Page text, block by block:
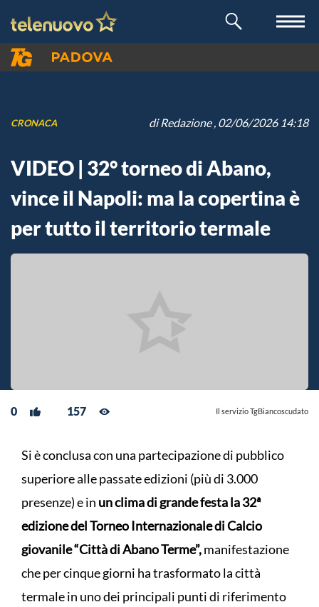
CRONACA diRedazione, 02/06/2026 14:18
VIDEO | 32° torneo di Abano,
vince il Napoli: ma la copertina è
per tutto il territorio termale
0 157 Il servizio TgBiancoscudato
Si è conclusa con una partecipazione di pubblico
superiore alle passate edizioni (più di 3.000
presenze) e in un clima di grande festa la 32ª
edizione del Torneo Internazionale di Calcio
giovanile “Città di Abano Terme”,manifestazione
che per cinque giorni ha trasformato la città
termale in uno dei principali punti di riferimento